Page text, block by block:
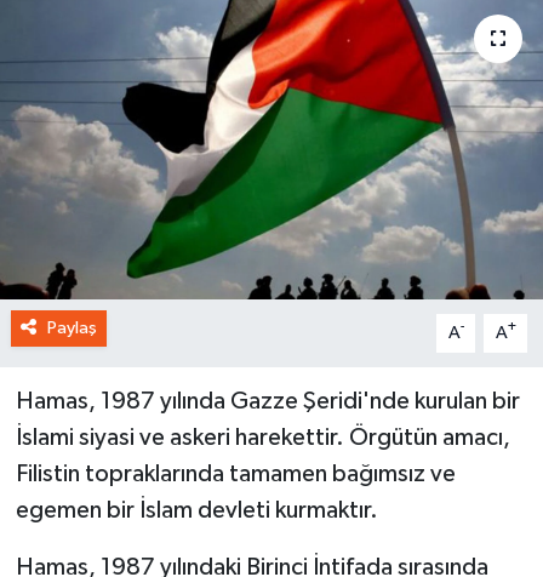
Paylaş A- A+
Hamas, 1987 yılında Gazze Şeridi'nde kurulan bir
İslami siyasi ve askeri harekettir. Örgütün amacı,
Filistin topraklarında tamamen bağımsız ve
egemen bir İslam devleti kurmaktır.
Hamas, 1987 yılındaki Birinci İntifada sırasında